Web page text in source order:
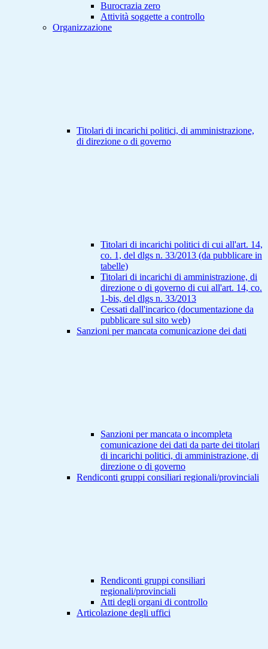
Burocrazia zero
Attività soggette a controllo
Organizzazione
Titolari di incarichi politici, di amministrazione,
di direzione o di governo
Titolari di incarichi politici di cui all'art. 14,
co. 1, del dlgs n. 33/2013 (da pubblicare in
tabelle)
Titolari di incarichi di amministrazione, di
direzione o di governo di cui all'art. 14, co.
1-bis, del dlgs n. 33/2013
Cessati dall'incarico (documentazione da
pubblicare sul sito web)
Sanzioni per mancata comunicazione dei dati
Sanzioni per mancata o incompleta
comunicazione dei dati da parte dei titolari
di incarichi politici, di amministrazione, di
direzione o di governo
Rendiconti gruppi consiliari regionali/provinciali
Rendiconti gruppi consiliari
regionali/provinciali
Atti degli organi di controllo
Articolazione degli uffici